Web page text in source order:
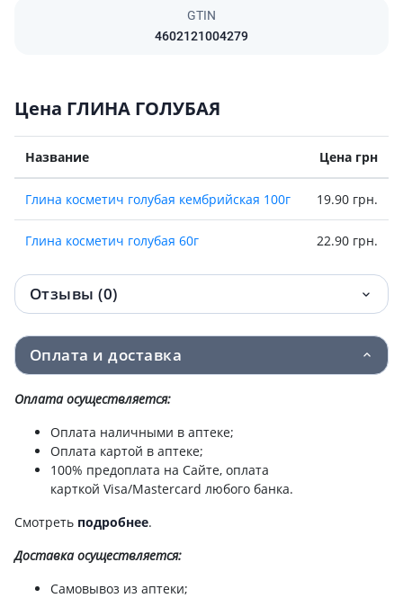
GTIN
4602121004279
Цена ГЛИНА ГОЛУБАЯ
Название Цена грн
Глина косметич голубая кембрийская 100г 19.90 грн.
Глина косметич голубая 60г 22.90 грн.
Отзывы (0)
Оплата и доставка
Оплата осуществляется:
Оплата наличными в аптеке;
Оплата картой в аптеке;
100% предоплата на Сайте, оплата
карткой Visa/Mastercard любого банка.
Смотреть подробнее.
Доставкаосуществляется:
Самовывоз из аптеки;